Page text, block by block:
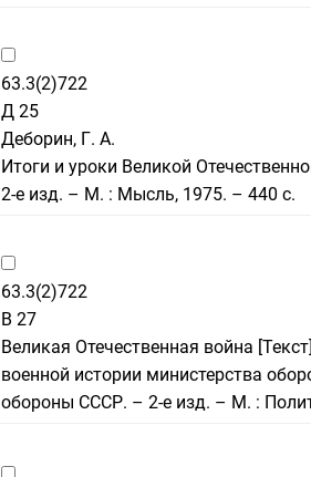
63.3(2)722
Д 25
Деборин, Г. А.
Итоги и уроки Великой
2-е изд. – М. : Мысль, 1975. – 440 с.
63.3(2)722
В 27
Великая Отечественная война
военной истории министерства
обороны СССР. – 2-е изд. – М. :